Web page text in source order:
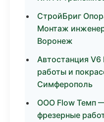
СтройБриг
Монтаж
Воронеж
Автостанция
работы и
Симферополь
ООО Flow Темп
фрезерные